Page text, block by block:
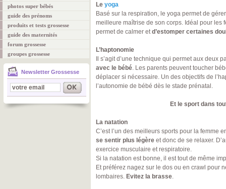
photos super bébés
guide des prénoms
produits et tests grossesse
guide des maternités
forum grossesse
groupes grossesse
Newsletter Grossesse
Le yoga
Basé sur la respiration, le yoga permet de
meilleure maîtrise de son corps. Idéal pour les
permet de calmer etd’estomper certaines
L’haptonomie
Il s’agit d’une technique qui permet aux deux
avec le bébé. Les parents peuvent toucher
déplacer si nécessaire. Un des objectifs de
l’autonomie de bébé dès le stade prénatal.
Et le sport dans
La natation
C’est l’un des meilleurs sports pour la femme
se sentir plus légère et donc de se relaxer.
exercice musculaire et respiratoire.
Si la natation est bonne, il est tout de même
Et préférez nagez sur le dos ou en crawl pour
lombaires. Evitez la brasse.